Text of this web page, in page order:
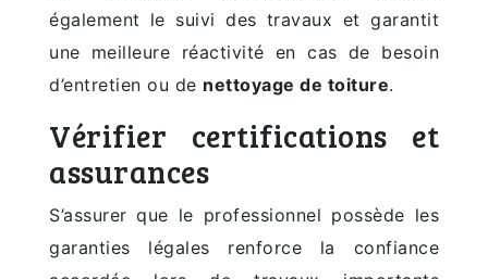
également le suivi des travaux et garantit
une meilleure réactivité en cas de besoin
d’entretien ou de nettoyage de toiture.
Vérifier certifications et
assurances
S’assurer que le professionnel possède les
garanties légales renforce la confiance